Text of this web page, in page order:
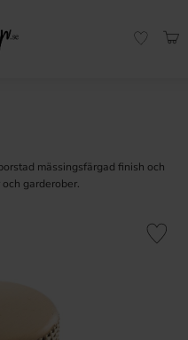
mässingsfärgad finish och
garderober.
Lägg till